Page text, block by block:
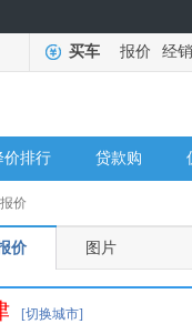
买车 报价 经
价排行 贷款购
价
价 图片
[切换城市]